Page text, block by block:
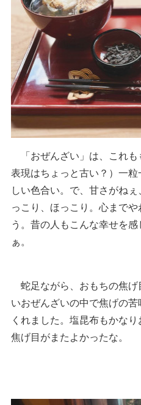
「おぜんざい」は、これ
表現はちょっと古い？）一
しい色合い。で、甘さがね
っこり、ほっこり。心まで
う。昔の人もこんな幸せを
ぁ。
蛇足ながら、おもちの焦
いおぜんざいの中で焦げの
くれました。塩昆布もかな
焦げ目がまたよかったな。